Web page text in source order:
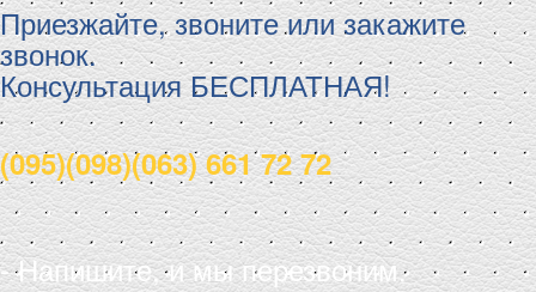
Приезжайте, звоните или закажите
звонок.
Консультация БЕСПЛАТНАЯ!
(095)(098)(063) 661 72 72
- Напишите, и мы перезвоним.